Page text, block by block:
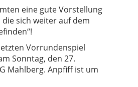
eine gute Vorstellung
sich weiter auf dem
Vorrundenspiel
Sonntag, den 27.
Mahlberg. Anpfiff ist um